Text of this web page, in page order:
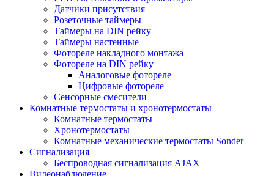
Датчики присутствия
Розеточные таймеры
Таймеры на DIN рейку
Таймеры настенные
Фотореле накладного монтажа
Фотореле на DIN рейку
Аналоговые фотореле
Цифровые фотореле
Сенсорные смесители
Комнатные термостаты и хронотермостаты
Комнатные термостаты
Хронотермостаты
Комнатные механические термостаты Sonder
Сигнализация
Беспроводная сигнализация AJAX
Видеонаблюдение